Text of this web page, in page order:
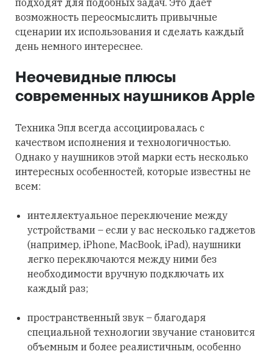
подходят для подобных задач. Это дает
возможность переосмыслить привычные
сценарии их использования и сделать каждый
день немного интереснее.
Неочевидные плюсы
современных наушников Apple
Техника Эпл всегда ассоциировалась с
качеством исполнения и технологичностью.
Однако у наушников этой марки есть несколько
интересных особенностей, которые известны не
всем:
интеллектуальное переключение между
устройствами – если у вас несколько гаджетов
(например, iPhone, MacBook, iPad), наушники
легко переключаются между ними без
необходимости вручную подключать их
каждый раз;
пространственный звук – благодаря
специальной технологии звучание становится
объемным и более реалистичным, особенно